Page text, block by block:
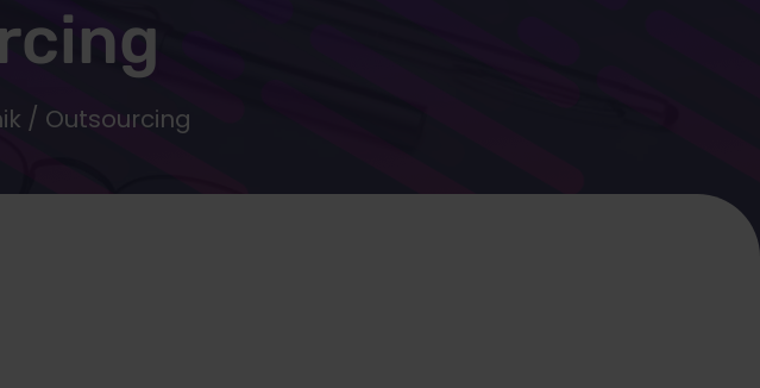
/ Outsourcing